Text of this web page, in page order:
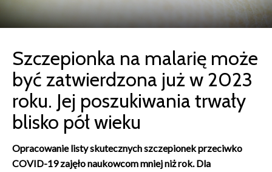
Szczepionka na malarię może
być zatwierdzona już w 2023
roku. Jej poszukiwania trwały
blisko pół wieku
Opracowanie listy skutecznych szczepionek przeciwko
COVID-19 zajęło naukowcom mniej niż rok. Dla